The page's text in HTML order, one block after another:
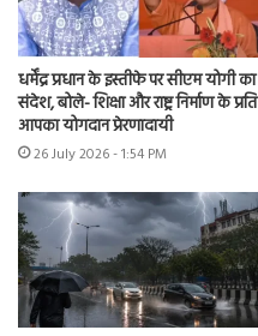
धर्मेंद्र प्रधान के इस्तीफे पर सीएम योगी का
संदेश, बोले- शिक्षा और राष्ट्र निर्माण के प्रति
आपका योगदान प्रेरणादायी
26 July 2026 - 1:54 PM